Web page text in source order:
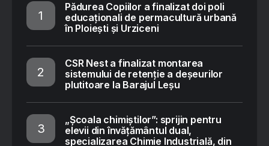
Pădurea Copiilor a finalizat doi poli
educaționali de permacultură urbană
în Ploiești și Urziceni
CSR Nest a finalizat montarea
sistemului de retenție a deșeurilor
plutitoare la Barajul Leșu
„Școala chimiștilor”: sprijin pentru
elevii din învățământul dual,
specializarea Chimie Industrială, din